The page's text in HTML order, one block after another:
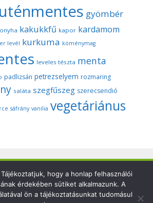
gyömbér
kakukkfű kapor kardamom
levél kurkuma köménymag
leveles tészta menta
padlizsán petrezselyem rozmaring
saláta szegfűszeg szerecsendió
sáfrány vanília vegetáriánus
Fűszeres - Minden fotó és anyag
a szerző (Dr. Nyári Zsuzsa) kizárólagos
és a nemzetközi szerzői jogi törvények
hogy a honlap felhasználói
érdekében sütiket alkalmazunk. A
ön a tájékoztatásunkat tudomásul